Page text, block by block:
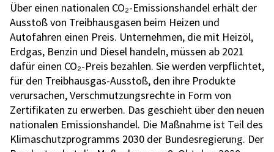
Über einen nationalen CO₂-Emissionshandel erhält der
Ausstoß von Treibhausgasen beim Heizen und
Autofahren einen Preis. Unternehmen, die mit Heizöl,
Erdgas, Benzin und Diesel handeln, müssen ab 2021
dafür einen CO₂-Preis bezahlen. Sie werden verpflichtet,
für den Treibhausgas-Ausstoß, den ihre Produkte
verursachen, Verschmutzungsrechte in Form von
Zertifikaten zu erwerben. Das geschieht über den neuen
nationalen Emissionshandel. Die Maßnahme ist Teil des
Klimaschutzprogramms 2030 der Bundesregierung. Der